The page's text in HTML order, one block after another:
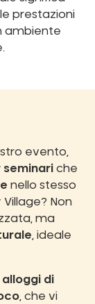
prestazioni
ambiente
evento,
seminari che
nello stesso
Non
ma
, ideale
alloggi di
, che vi